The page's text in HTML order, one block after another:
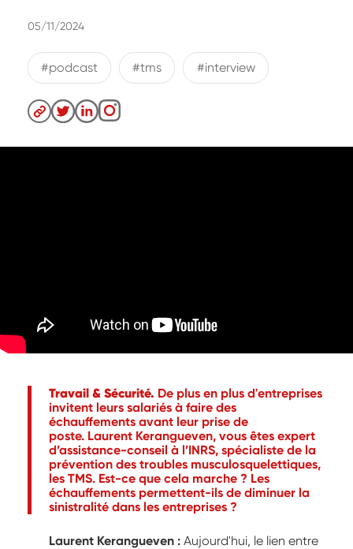
05/11/2024
#podcast #tms #interview
Travail & Sécurité. De plus en plus d'entreprises
invitent leurs salariés à faire des
échauffements avant leur prise de
poste. Laurent Kerangueven, vous êtes expert
d’assistance-conseil à l’INRS, spécialiste de la
prévention des troubles musculosquelettiques,
les TMS. Est-ce que cela marche ? Les
échauffements permettent-ils de diminuer la
sinistralité dans les entreprises ?
Laurent Kerangueven : Aujourd'hui, le lien entre